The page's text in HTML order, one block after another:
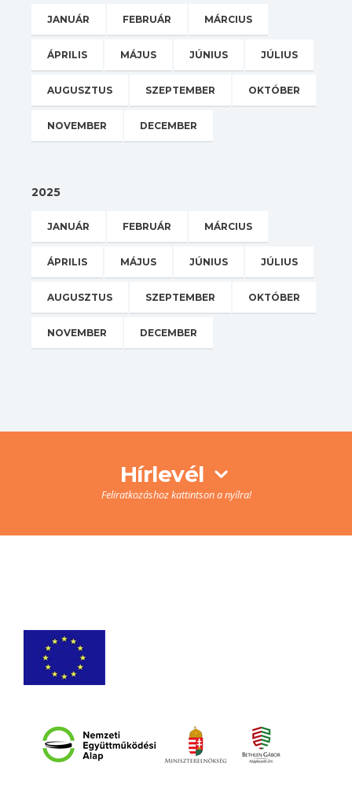
JANUÁR FEBRUÁR MÁRCIUS
ÁPRILIS MÁJUS JÚNIUS JÚLIUS
AUGUSZTUS SZEPTEMBER OKTÓBER
NOVEMBER DECEMBER
2025
JANUÁR FEBRUÁR MÁRCIUS
ÁPRILIS MÁJUS JÚNIUS JÚLIUS
AUGUSZTUS SZEPTEMBER OKTÓBER
NOVEMBER DECEMBER
Hírlevél
Feliratkozáshoz kattintson a nyílra!